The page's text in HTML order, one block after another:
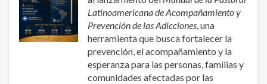
Latinoamericana de Acompañamiento y
Prevención de las Adicciones, una
herramienta que busca fortalecer la
prevención, el acompañamiento y la
esperanza para las personas, familias y
comunidades afectadas por las